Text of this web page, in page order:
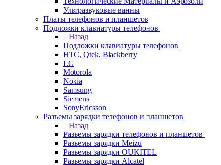
Ультразвуковые ванны
Платы телефонов и планшетов
Подложки клавиатуры телефонов
Назад
Подложки клавиатуры телефонов
HTC, Qtek, Blackberry
LG
Motorola
Nokia
Samsung
Siemens
SonyEricsson
Разъемы зарядки телефонов и планшетов
Назад
Разъемы зарядки телефонов и планшетов
Разъемы зарядки Meizu
Разъемы зарядки OUKITEL
Разъемы зарядки Alcatel